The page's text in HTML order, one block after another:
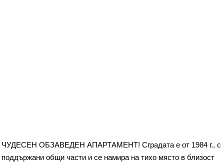
ЧУДЕСЕН ОБЗАВЕДЕН АПАРТАМЕНТ! Сградата е от 1984 г., с
поддържани общи части и се намира на тихо място в близост